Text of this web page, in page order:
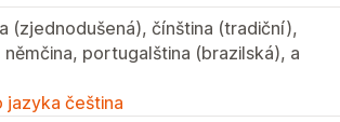
(zjednodušená), čínština (tradiční),
portugalština (brazilská), a
jazyka čeština